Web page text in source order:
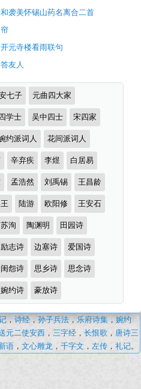
和袭美怀锡山药名离合二首
帘
开元寺楼看雨联句
答友人
七子 元曲四大家
学士 吴中四士 宋四家
约派词人 花间派词人
辛弃疾 李煜 白居易
孟浩然 刘禹锡 王昌龄
陆游 欧阳修 王安石
苏洵 陶渊明 田园诗
励志诗 边塞诗 爱国诗
闺怨诗 思乡诗 思念诗
婉约诗 豪放诗
，诗经 ，孙子兵法 ，乐府诗集，婉约
元二使安西 ，三字经 ，长恨歌 ， 唐诗三
语 ，文心雕龙 ，千字文 ，左传 ，礼记。